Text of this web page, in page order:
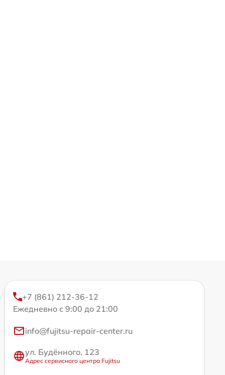
+7 (861) 212-36-12
Ежедневно с 9:00 до 21:00
info@fujitsu-repair-center.ru
ул. Будённого, 123
Адрес сервисного центра Fujitsu